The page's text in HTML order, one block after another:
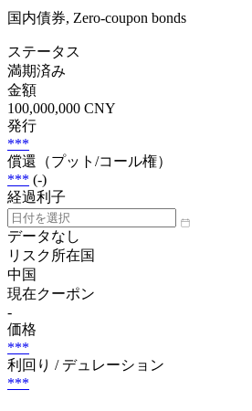
国内債券, Zero-coupon bonds
ステータス
満期済み
金額
100,000,000 CNY
発行
***
償還（プット/コール権）
*** (-)
経過利子
データなし
リスク所在国
中国
現在クーポン
-
価格
***
利回り / デュレーション
***